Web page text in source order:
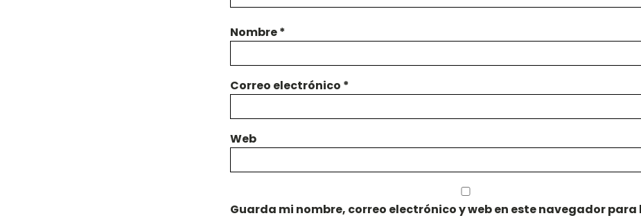
Nombre*
Correo electrónico *
Web
Guarda mi nombre, correo electrónico y web en este navegador para